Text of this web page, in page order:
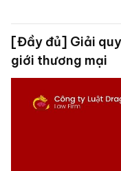
tranh chấp, cách
tranh chấp hợp
ty Luật Dragon.
[Đầy đủ] Giải
giới thương mại